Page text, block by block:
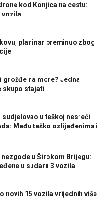
kod Konjica na cestu:
vozila
planinar preminuo zbog
grožđe na more? Jedna
skupo stajati
sudjelovao u teškoj nesreći
Među teško ozlijeđenima i
u Širokom Brijegu:
u sudaru 3 vozila
novih 15 vozila vrijednih više